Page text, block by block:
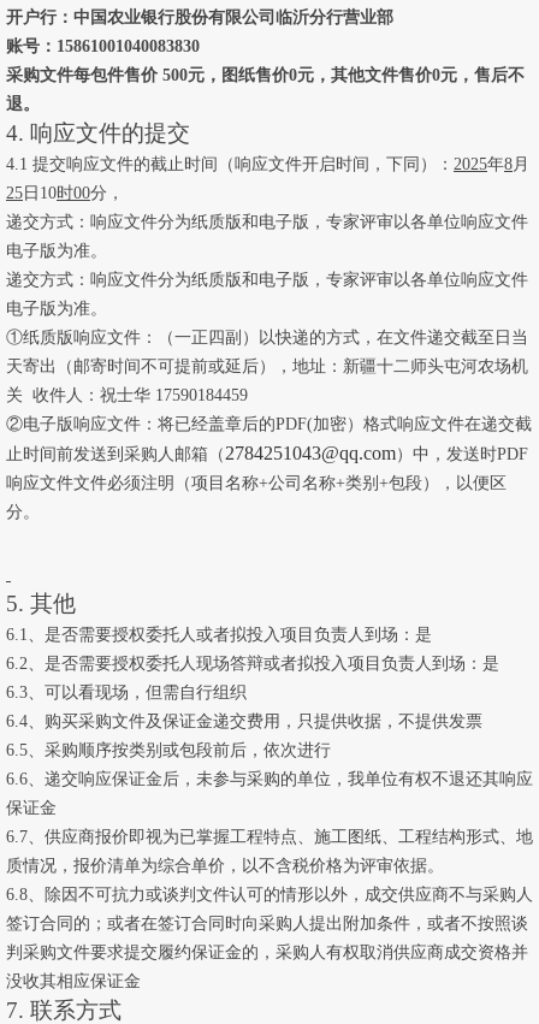
开户行：中国农业银行股份有限公司临沂分行营业部
账号： 15861001040083830
采购文件每包件售价 500元，图纸售价0元，其他文件售价0元，售后不
退。
4. 响应文件的提交
4.1 提交响应文件的截止时间（响应文件开启时间，下同） ： 2025年8 月
25日 10时00分，
递交方式：响应文件分为纸质版和电子版，专家评审以各单位响应文件
电子版为准。
递交方式：响应文件分为纸质版和电子版，专家评审以各单位响应文件
电子版为准。
①纸质版响应文件：（一正四副）以快递的方式，在文件递交截至日当
天寄出（邮寄时间不可提前或延后），地址： 新疆十二师头屯河农场机
关 收件人： 祝士华 17590184459
②电子版响应文件：将已经盖章后的PDF(加密）格式响应文件在递交截
止时间前发送到采购人邮箱（ 2784251043@qq.com）中，发送时PDF
响应文件文件必须注明（项目名称+公司名称+类别+包段），以便区
分。
5. 其他
6 .1、是否需要授权委托人或者拟投入项目负责人到场：是
6 .2、是否需要授权委托人现场答辩或者拟投入项目负责人到场：是
6 .3、可以看现场，但需自行组织
6 .4、购买采购文件及保证金递交费用，只提供收据，不提供发票
6 .5、采购顺序按类别或包段前后，依次进行
6 .6、递交响应保证金后，未参与采购的单位，我单位有权不退还其响应
保证金
6 .7、供应商报价即视为已掌握工程特点、施工图纸、工程结构形式、地
质情况，报价清单为综合单价，以不含税价格为评审依据。
6 .8、除因不可抗力或谈判文件认可的情形以外，成交供应商不与采购人
签订合同的；或者在签订合同时向采购人提出附加条件，或者不按照谈
判采购文件要求提交履约保证金的，采购人有权取消供应商成交资格并
没收其相应保证金
7. 联系方式